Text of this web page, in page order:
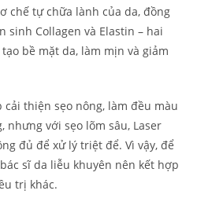
chế tự chữa lành của da, đồng
Collagen và Elastin – hai
bề mặt da, làm mịn và giảm
cải thiện sẹo nông, làm đều màu
nhưng với sẹo lõm sâu, Laser
đủ để xử lý triệt để. Vì vậy, để
sĩ da liễu khuyên nên kết hợp
trị khác.